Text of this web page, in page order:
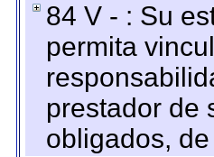
84 V - : Su
permita
prestador de
obligados,